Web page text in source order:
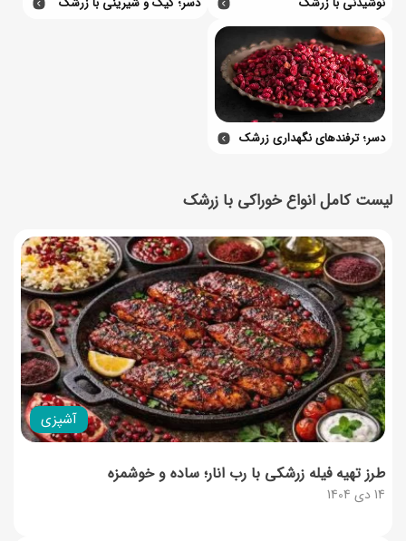
دسر؛ ترفندهای نگهداری زرشک
لیست کامل انواع خوراکی با زرشک
آشپزی
14 دی 1404
طرز تهیه فیله زرشکی با رب انار؛ ساده و خوشمزه